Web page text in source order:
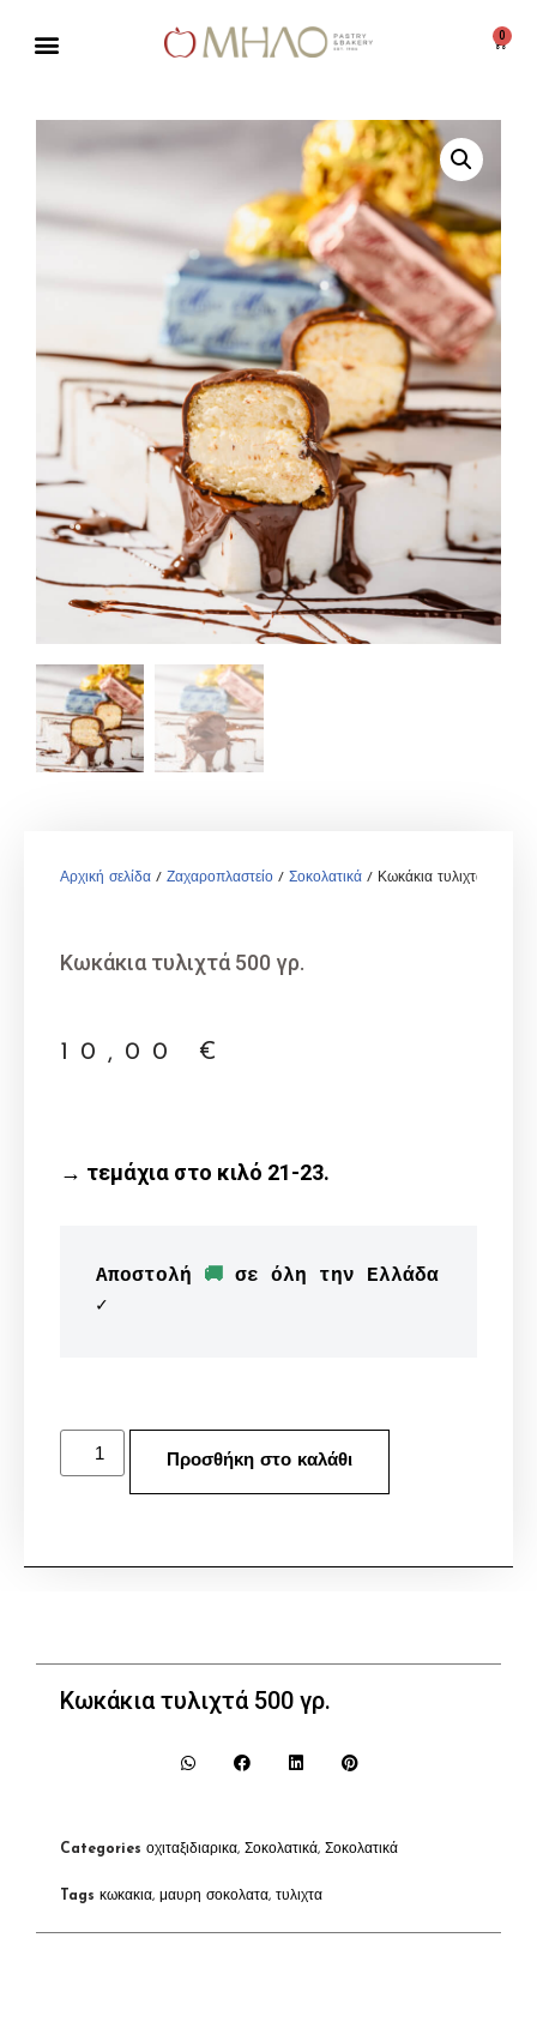
περιεχόμενο
0
Αρχική σελίδα / Ζαχαροπλαστείο / Σοκολατικά / Κωκάκια τυλιχτά 500 γρ.
Κωκάκια τυλιχτά 500 γρ.
10,00 €
→ τεμάχια στο κιλό 21-23.
Αποστολή 🚚 σε όλη την Ελλάδα
✓
Προσθήκη στο καλάθι
Κωκάκια τυλιχτά 500 γρ.
Categories οχιταξιδιαρικα, Σοκολατικά, Σοκολατικά
Tags κωκακια, μαυρη σοκολατα, τυλιχτα